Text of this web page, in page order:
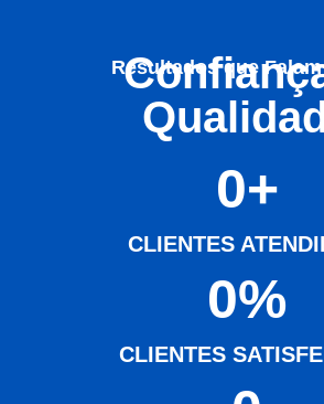
Resultados que
CLIENTES
0+
CLIENTES
0%